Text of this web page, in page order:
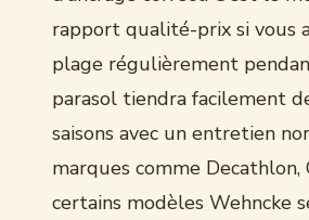
rapport qualité-prix si vous
plage régulièrement
parasol tiendra facilement
saisons avec un entretien
marques comme Decathlon,
certains modèles Wehncke